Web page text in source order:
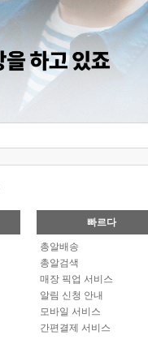
빠르다
총알배송
총알검색
매장 픽업 서비스
알림 신청 안내
모바일 서비스
간편결제 서비스